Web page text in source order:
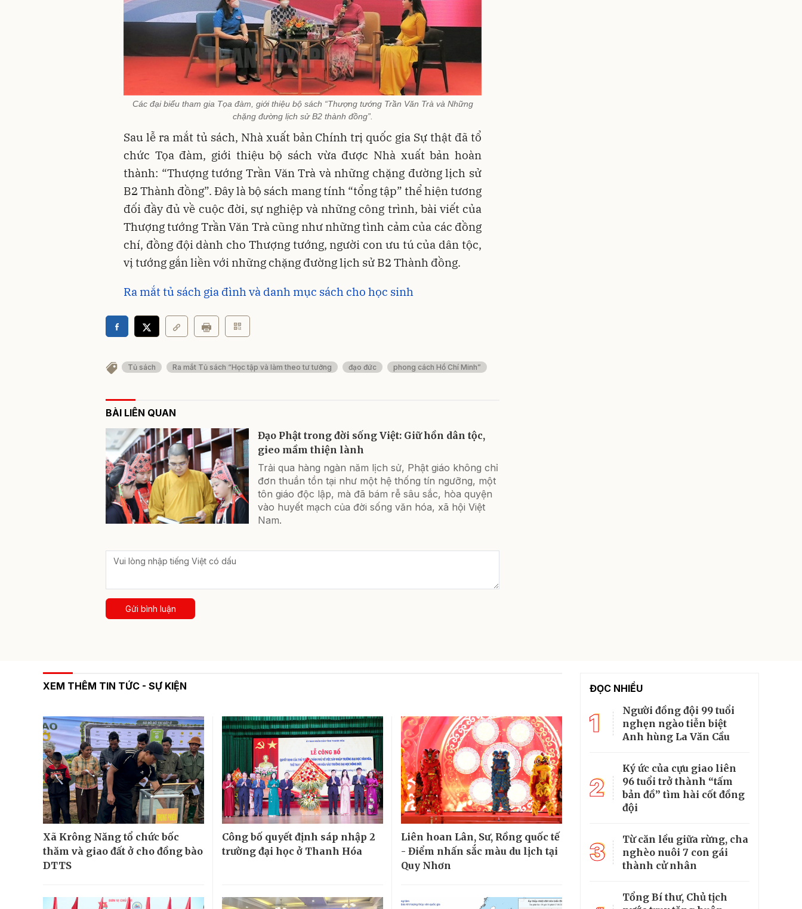
Các đại biểu tham gia Tọa đàm, giới thiệu bộ sách “Thượng tướng Trần Văn Trà và Những
chặng đường lịch sử B2 thành đồng”.
Sau lễ ra mắt tủ sách, Nhà xuất bản Chính trị quốc gia Sự thật đã tổ
chức Tọa đàm, giới thiệu bộ sách vừa được Nhà xuất bản hoàn
thành: “Thượng tướng Trần Văn Trà và những chặng đường lịch sử
B2 Thành đồng”. Đây là bộ sách mang tính “tổng tập” thể hiện tương
đối đầy đủ về cuộc đời, sự nghiệp và những công trình, bài viết của
Thượng tướng Trần Văn Trà cũng như những tình cảm của các đồng
chí, đồng đội dành cho Thượng tướng, người con ưu tú của dân tộc,
vị tướng gắn liền với những chặng đường lịch sử B2 Thành đồng.
Ra mắt tủ sách gia đình và danh mục sách cho học sinh
Tủ sách Ra mắt Tủ sách “Học tập và làm theo tư tưởng đạo đức phong cách Hồ Chí Minh”
BÀI LIÊN QUAN
Đạo Phật trong đời sống Việt: Giữ hồn dân tộc,
gieo mầm thiện lành
Trải qua hàng ngàn năm lịch sử, Phật giáo không chỉ
đơn thuần tồn tại như một hệ thống tín ngưỡng, một
tôn giáo độc lập, mà đã bám rễ sâu sắc, hòa quyện
vào huyết mạch của đời sống văn hóa, xã hội Việt
Nam.
Gửi bình luận
XEM THÊM TIN TỨC - SỰ KIỆN
Xã Krông Năng tổ chức bốc
thăm và giao đất ở cho đồng bào
DTTS
Công bố quyết định sáp nhập 2
trường đại học ở Thanh Hóa
Liên hoan Lân, Sư, Rồng quốc tế
- Điểm nhấn sắc màu du lịch tại
Quy Nhơn
ĐỌC NHIỀU
1
Người đồng đội 99 tuổi
nghẹn ngào tiễn biệt
Anh hùng La Văn Cầu
2
Ký ức của cựu giao liên
96 tuổi trở thành “tấm
bản đồ” tìm hài cốt đồng
đội
3
Từ căn lều giữa rừng, cha
nghèo nuôi 7 con gái
thành cử nhân
Tổng Bí thư, Chủ tịch